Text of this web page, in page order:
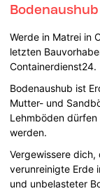
Werde in Matrei in
letzten
Containerdienst24.
Bodenaushub ist
Mutter- und
Lehmböden
werden.
Vergewissere dich,
verunreinigte Erde
und unbelasteter